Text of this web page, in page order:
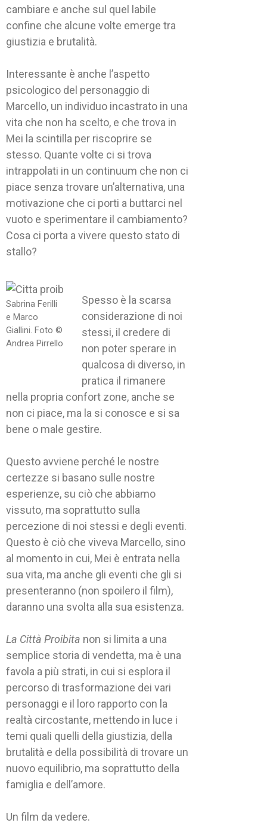
cambiare e anche sul quel labile
confine che alcune volte emerge tra
giustizia e brutalità.
Interessante è anche l’aspetto
psicologico del personaggio di
Marcello, un individuo incastrato in una
vita che non ha scelto, e che trova in
Mei la scintilla per riscoprire se
stesso. Quante volte ci si trova
intrappolati in un continuum che non ci
piace senza trovare un’alternativa, una
motivazione che ci porti a buttarci nel
vuoto e sperimentare il cambiamento?
Cosa ci porta a vivere questo stato di
stallo?
Sabrina Ferilli
e Marco
Giallini. Foto ©
Andrea Pirrello
Spesso è la scarsa
considerazione di noi
stessi, il credere di
non poter sperare in
qualcosa di diverso, in
pratica il rimanere
nella propria confort zone, anche se
non ci piace, ma la si conosce e si sa
bene o male gestire.
Questo avviene perché le nostre
certezze si basano sulle nostre
esperienze, su ciò che abbiamo
vissuto, ma soprattutto sulla
percezione di noi stessi e degli eventi.
Questo è ciò che viveva Marcello, sino
al momento in cui, Mei è entrata nella
sua vita, ma anche gli eventi che gli si
presenteranno (non spoilero il film),
daranno una svolta alla sua esistenza.
La Città Proibita non si limita a una
semplice storia di vendetta, ma è una
favola a più strati, in cui si esplora il
percorso di trasformazione dei vari
personaggi e il loro rapporto con la
realtà circostante, mettendo in luce i
temi quali quelli della giustizia, della
brutalità e della possibilità di trovare un
nuovo equilibrio, ma soprattutto della
famiglia e dell’amore.
Un film da vedere.